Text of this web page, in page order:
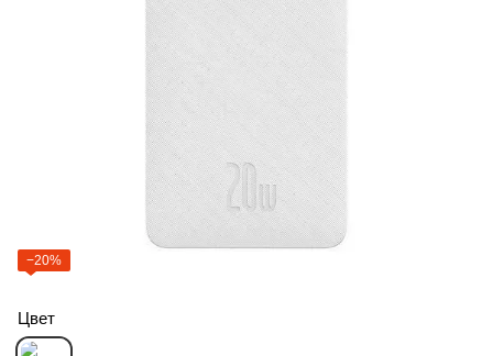
−20%
Цвет